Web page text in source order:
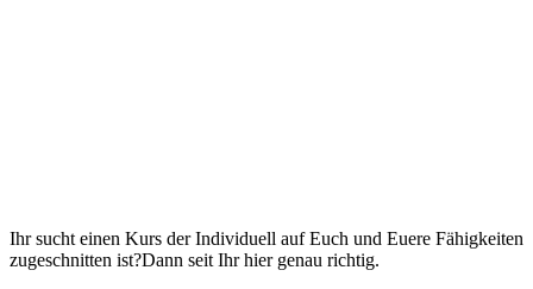
Ihr sucht einen Kurs der Individuell auf Euch und Euere Fähigkeiten
zugeschnitten ist?Dann seit Ihr hier genau richtig.